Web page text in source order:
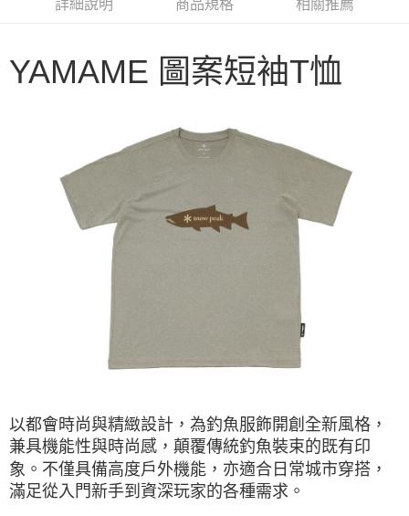
上海商業儲蓄銀行
台北富邦商業銀行
匯豐（台灣）商業銀行
華泰商業銀行
聯邦商業銀行
遠東國際商業銀行
中國信託商業銀行
台灣樂天信用卡公司
兆豐國際商業銀行
臺灣中小企業銀行
台中商業銀行
永豐商業銀行
星展（台灣）商業銀行
台新國際商業銀行
台灣樂天信用卡公司
Google Pay
【關於「AFTEE先享後付」】
AFTEE先享後付是「在收到商品之後才付款」的支付方式。 讓您購物簡單
便利好安心！
１．簡單：不需註冊會員、不需綁卡、不需儲值。
２．便利：只要手機號碼，簡訊認證，即可結帳。
３．安心：先確認商品／服務後，再付款。
【「AFTEE先享後付」結帳流程】
１．於結帳方式選擇「AFTEE先享後付」後，將跳轉至「AFTEE先享後付」
３．收到繳費通知簡訊後14天內，點擊此簡訊中的連結，可透過四大超商／
ATM／網路銀行／等多元方式進行付款，方視為交易完成。
※ 請注意：結帳手續完成當下不需立刻繳費，但若您需要取消訂單，請聯絡
是否繳費成功／繳費後需取消欲退款等相關疑問，請聯繫「AFTEE先享後付
客戶支援中心」https://netprotections.freshdesk.com/support/home
【注意事項】
１．透過由恩沛科技股份有限公司提供之「AFTEE先享後付」服務完成之交
運送方式
每筆NT$100，滿NT$2,000(含以上)免運費
詳細說明 商品規格 相關推薦
YAMAME 圖案短袖T恤
以都會時尚與精緻設計，為釣魚服飾開創全新風格，
兼具機能性與時尚感，顛覆傳統釣魚裝束的既有印
象。不僅具備高度戶外機能，亦適合日常城市穿搭，
滿足從入門新手到資深玩家的各種需求。